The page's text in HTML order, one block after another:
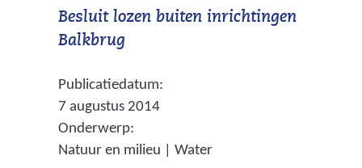
k
i
g
e
n
n
t
n
a
r
e
e
Besluit lozen buiten inrichtingen
Balkbrug(
e
r
w
i
Publicatiedatum:
7 augustus 2014
Onderwerp:
Natuur en milieu | Water